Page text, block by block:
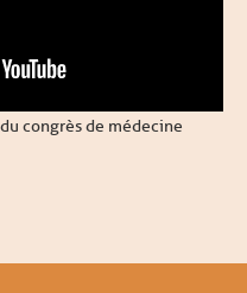
congrès de médecine